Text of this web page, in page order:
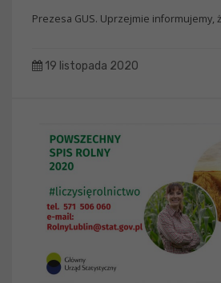
Prezesa GUS. Uprzejmie informujemy,
19 listopada 2020